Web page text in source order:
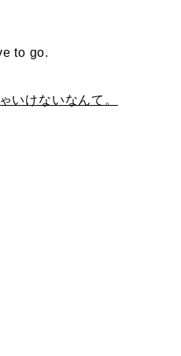
to go.
いけないなんて。